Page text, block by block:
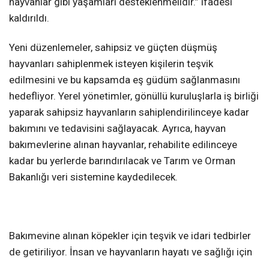
kaldırıldı.
Yeni düzenlemeler, sahipsiz ve güçten düşmüş
hayvanları sahiplenmek isteyen kişilerin teşvik
edilmesini ve bu kapsamda eş güdüm sağlanmasını
hedefliyor. Yerel yönetimler, gönüllü kuruluşlarla iş birliği
yaparak sahipsiz hayvanların sahiplendirilinceye kadar
bakımını ve tedavisini sağlayacak. Ayrıca, hayvan
bakımevlerine alınan hayvanlar, rehabilite edilinceye
kadar bu yerlerde barındırılacak ve Tarım ve Orman
Bakanlığı veri sistemine kaydedilecek.
Bakımevine alınan köpekler için teşvik ve idari tedbirler
de getiriliyor. İnsan ve hayvanların hayatı ve sağlığı için